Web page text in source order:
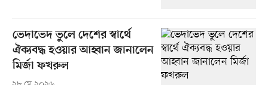
ভেদাভেদ ভুলে দেশের স্বার্থে
ঐক্যবদ্ধ হওয়ার আহ্বান জানালেন
মির্জা ফখরুল